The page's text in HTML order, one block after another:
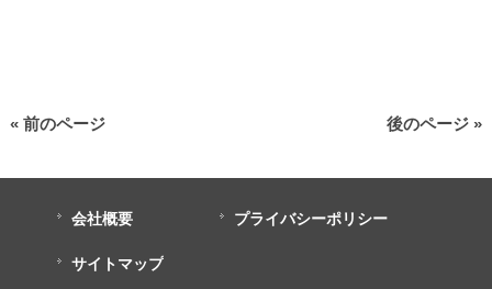
« 前のページ 後のページ »
会社概要 プライバシーポリシー
サイトマップ